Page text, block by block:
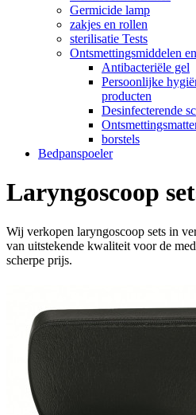
Germicide lamp
zakjes en rollen
sterilisatie Tests
Ontsmettingsmiddelen
Antibacteriële gel
Persoonlijke
producten
Desinfecterende
borstels
Bedpanspoeler
Laryngoscoop
Wij verkopen laryngoscoop sets in
van uitstekende kwaliteit voor de
scherpe prijs.